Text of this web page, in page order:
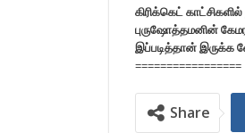
கிரிக்கெட்
புருஷோத்தமனின்
இப்படித்தான் இருக்க
=================
Share